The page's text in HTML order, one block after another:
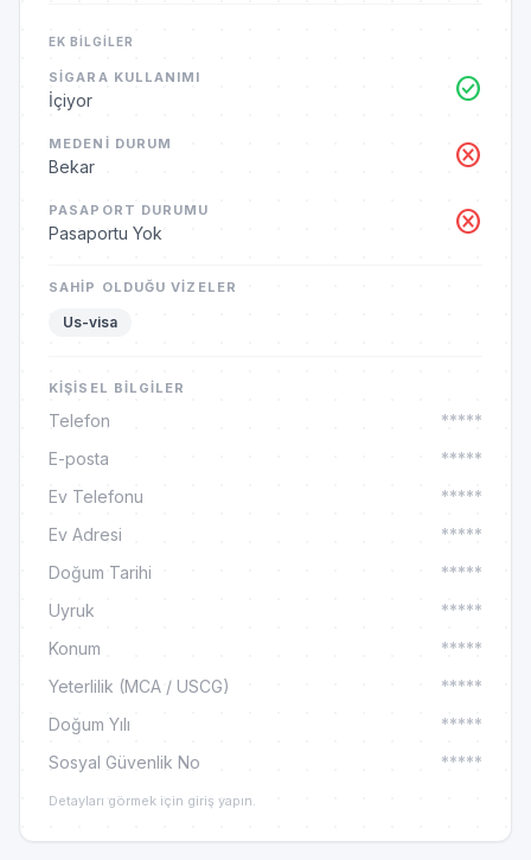
EK BILGILER
SIGARA KULLANIMI
İçiyor check_circle
MEDENI DURUM
Bekar cancel
PASAPORT DURUMU
Pasaportu Yok cancel
SAHIP OLDUĞU VIZELER
Us-visa
KIŞISEL BILGILER
Telefon
*****
E-posta
*****
Ev Telefonu
*****
Ev Adresi
*****
Doğum Tarihi
*****
Uyruk
*****
Konum
*****
Yeterlilik (MCA / USCG)
*****
Doğum Yılı
*****
Sosyal Güvenlik No
*****
Detayları görmek için giriş yapın.